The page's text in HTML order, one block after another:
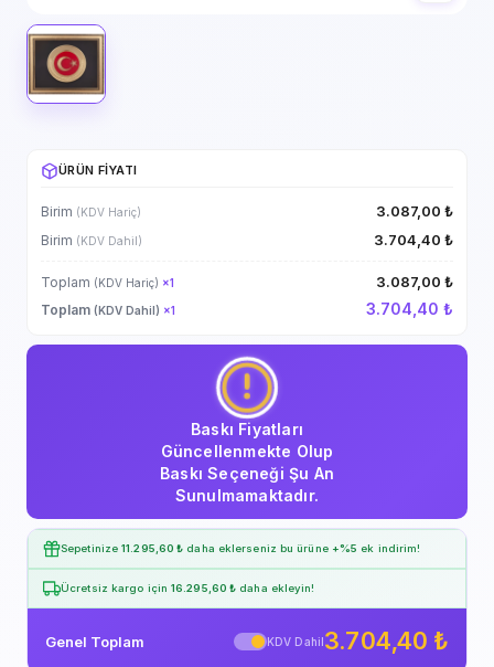
ÜRÜN FIYATI
Birim (KDV Hariç) 3.087,00 ₺
Birim (KDV Dahil) 3.704,40 ₺
Toplam (KDV Hariç) ×1 3.087,00 ₺
Toplam (KDV Dahil) ×1 3.704,40 ₺
Baskı Fiyatları
Güncellenmekte Olup
Baskı Seçeneği Şu An
Sunulmamaktadır.
Sepetinize11.295,60 ₺ daha eklerseniz bu ürüne +%5 ek indirim!
Ücretsiz kargo için 16.295,60 ₺ daha ekleyin!
Genel Toplam KDV Dahil3.704,40 ₺